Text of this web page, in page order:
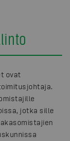
ovat
jotka sille